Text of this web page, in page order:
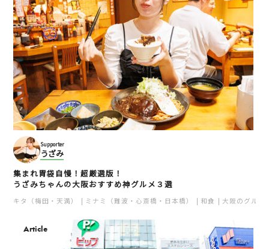
Supporter
うざみ
集まれ胃袋自慢！超厳選版！
うざみちゃんの大阪おすすめ神グルメ３選
キタ（梅田・天満） ミナミ（難波・心斎橋・日本橋） 和食 大阪のグルメ
Article